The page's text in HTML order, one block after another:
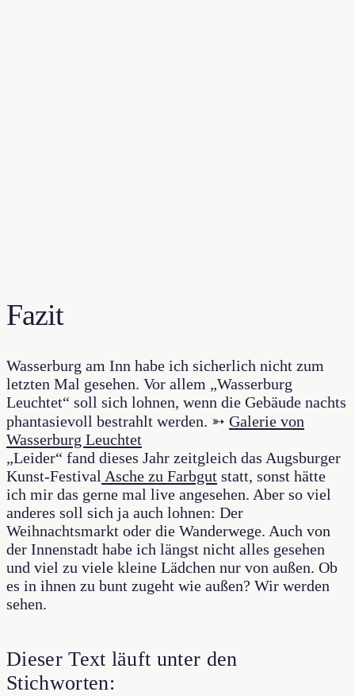
Fazit
Wasserburg am Inn habe ich sicherlich nicht zum
letzten Mal gesehen. Vor allem „Wasserburg
Leuchtet“ soll sich lohnen, wenn die Gebäude nachts
phantasievoll bestrahlt werden. ➳ Galerie von
Wasserburg Leuchtet
„Leider“ fand dieses Jahr zeitgleich das Augsburger
Kunst-Festival Asche zu Farbgut statt, sonst hätte
ich mir das gerne mal live angesehen. Aber so viel
anderes soll sich ja auch lohnen: Der
Weihnachtsmarkt oder die Wanderwege. Auch von
der Innenstadt habe ich längst nicht alles gesehen
und viel zu viele kleine Lädchen nur von außen. Ob
es in ihnen zu bunt zugeht wie außen? Wir werden
sehen.
Dieser Text läuft unter den
Stichworten: